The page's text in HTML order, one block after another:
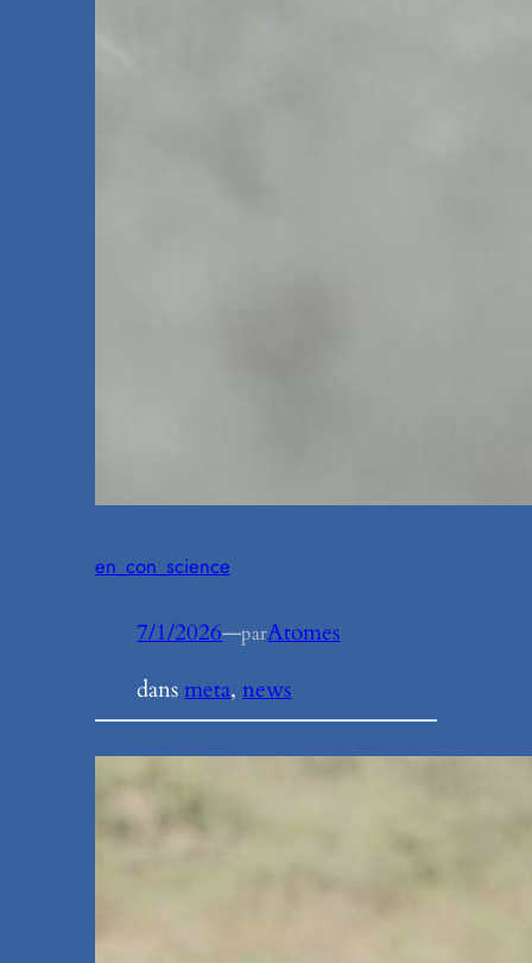
en_con_science
7/1/2026—parAtomes
dansmeta, news